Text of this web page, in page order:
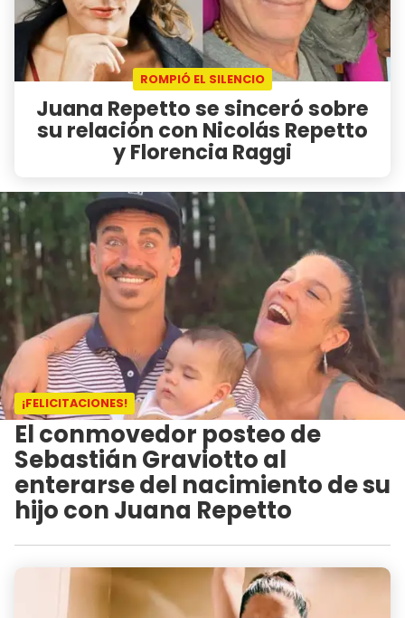
ROMPIÓ EL SILENCIO
Juana Repetto se sinceró sobre
su relación con Nicolás Repetto
y Florencia Raggi
¡FELICITACIONES!
El conmovedor posteo de
Sebastián Graviotto al
enterarse del nacimiento de su
hijo con Juana Repetto